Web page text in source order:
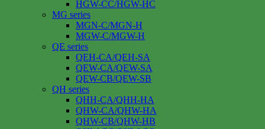
HGW-CC/HGW-HC
MG series
MGN-C/MGN-H
MGW-C/MGW-H
QE series
QEH-CA/QEH-SA
QEW-CA/QEW-SA
QEW-CB/QEW-SB
QH series
QHH-CA/QHH-HA
QHW-CA/QHW-HA
QHW-CB/QHW-HB